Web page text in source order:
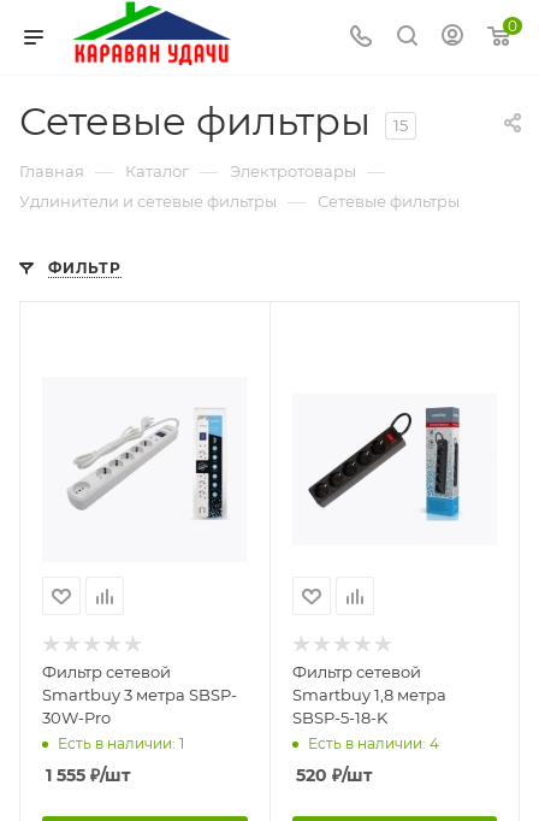
0
Сетевые фильтры 15
Главная — Каталог — Электротовары —
Удлинители и сетевые фильтры — Сетевые фильтры
ФИЛЬТР
Фильтр сетевой
Smartbuy 3 метра SBSP-
30W-Pro
Есть в наличии: 1
1 555 ₽/шт
Фильтр сетевой
Smartbuy 1,8 метра
SBSP-5-18-K
Есть в наличии: 4
520 ₽/шт